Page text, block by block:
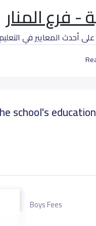
فرع المنار
أحدث المعايير في
المنار
العربية السعودية
فرع المنار
تساعد الطلاب على التفوق
school's
Boys Fees